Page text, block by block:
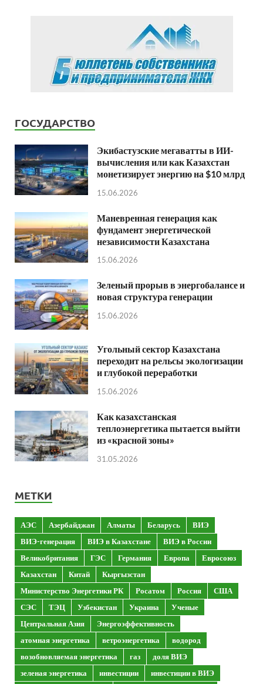
ГОСУДАРСТВО
Экибастузские мегаватты в ИИ-
вычисления или как Казахстан
монетизирует энергию на $10 млрд
15.06.2026
Маневренная генерация как
фундамент энергетической
независимости Казахстана
15.06.2026
Зеленый прорыв в энергобалансе и
новая структура генерации
15.06.2026
Угольный сектор Казахстана
переходит на рельсы экологизации
и глубокой переработки
15.06.2026
Как казахстанская
теплоэнергетика пытается выйти
из «красной зоны»
31.05.2026
МЕТКИ
АЭС Азербайджан Алматы Беларусь
ВИЭ
ВИЭ-генерация
ВИЭ в Казахстане
ВИЭ в России
Великобритания
ГЭС Германия Европа
Евросоюз
Казахстан
Китай
Кыргызстан
Министерство Энергетики РК
Росатом Россия
США
СЭС
ТЭЦ Узбекистан Украина
Ученые
Центральная Азия
Энергоэффективность
атомная энергетика
ветроэнергетика
водород
возобновляемая энергетика
газ
доля ВИЭ
зеленая энергетика
инвестиции
инвестиции в ВИЭ